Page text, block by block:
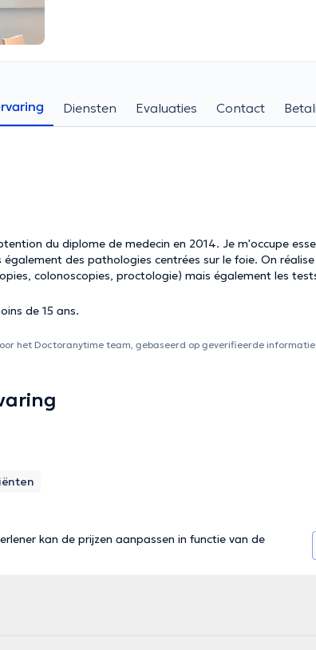
Diensten Evaluaties Contact
en 2014. Je m'occupe essentiellement des pathologies de
centrées sur le foie. On réalise des examens dans notre centre
colonoscopies, proctologie) mais également les
de 15 ans.
het Doctoranytime team, gebaseerd op geverifieerde
kan de prijzen aanpassen in functie van de